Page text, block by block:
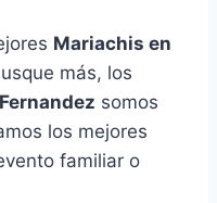
Mariachis en
más, los
somos
los mejores
familiar o